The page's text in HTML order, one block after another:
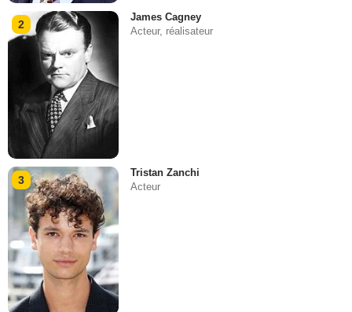
2
James Cagney
Acteur, réalisateur
3
Tristan Zanchi
Acteur